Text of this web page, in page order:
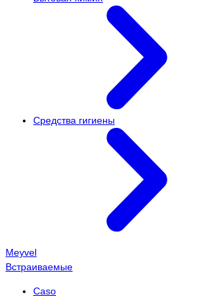
Средства гигиены
Meyvel
Встраиваемые
Caso